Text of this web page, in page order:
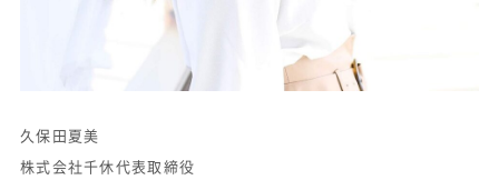
久保田夏美
株式会社千休代表取締役